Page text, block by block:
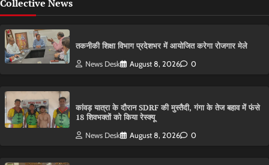
Collective News
तकनीकी शिक्षा विभाग प्रदेशभर में आयोजित करेगा रोजगार मेले
News Desk August 8, 2026 0
कांवड़ यात्रा के दौरान SDRF की मुस्तैदी, गंगा के तेज बहाव में फंसे
18 शिवभक्तों को किया रेस्क्यू
News Desk August 8, 2026 0